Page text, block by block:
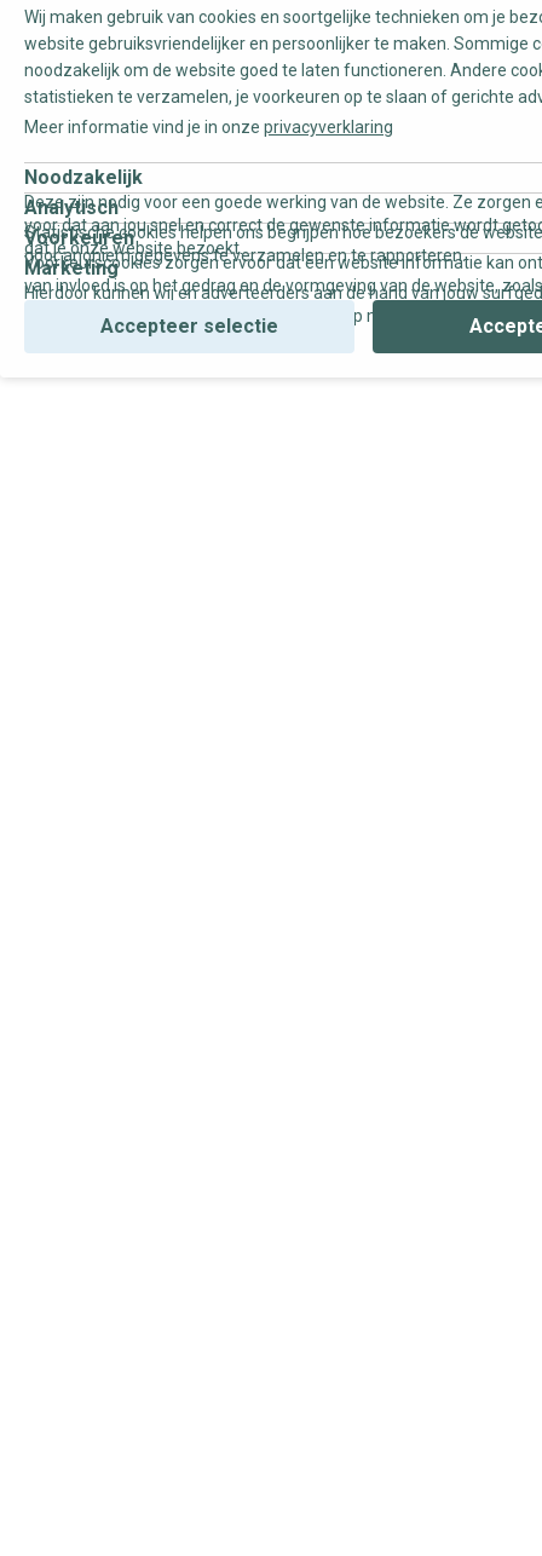
Wij maken gebruik van cookies en soortgelijke technieken om je
website gebruiksvriendelijker en persoonlijker te maken. Sommige
noodzakelijk om de website goed te laten functioneren. Andere
statistieken te verzamelen, je voorkeuren op te slaan of gerichte
Meer informatie vind je in onze privacyverklaring
Noodzakelijk
Deze zijn nodig voor een goede werking van de website. Ze zorgen
voor dat aan jou snel en correct de gewenste informatie wordt
dat je onze website bezoekt.
Analytisch
Statistische cookies helpen ons begrijpen hoe bezoekers de
door anoniem gegevens te verzamelen en te rapporteren.
Voorkeuren
Voorkeurscookies zorgen ervoor dat een website informatie kan
van invloed is op het gedrag en de vormgeving van de website,
Marketing
Hierdoor kunnen wij en adverteerders aan de hand van jouw
gepersonaliseerde online advertenties en op maat gemaakte
Accepteer selectie